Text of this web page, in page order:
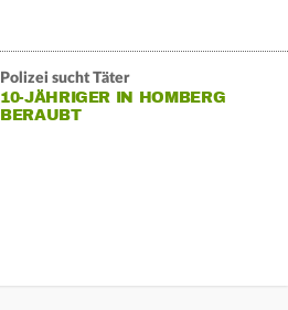
Polizei sucht Täter
10-JÄHRIGER IN HOMBERG
BERAUBT